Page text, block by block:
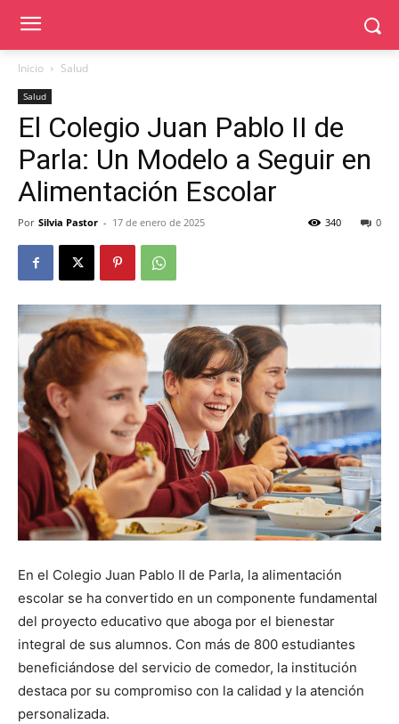
Inicio Salud
Salud
El Colegio Juan Pablo II de
Parla: Un Modelo a Seguir en
Alimentación Escolar
Por Silvia Pastor - 17 de enero de 2025 0
340
En el Colegio Juan Pablo II de Parla, la alimentación
escolar se ha convertido en un componente fundamental
del proyecto educativo que aboga por el bienestar
integral de sus alumnos. Con más de 800 estudiantes
beneficiándose del servicio de comedor, la institución
destaca por su compromiso con la calidad y la atención
personalizada.